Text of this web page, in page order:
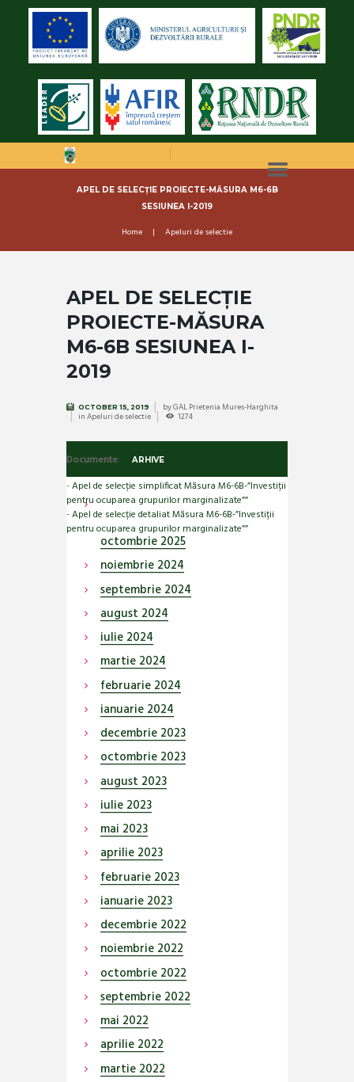
APEL DE SELECȚIE PROIECTE-MĂSURA M6-6B
SESIUNEA I-2019
Home Apeluri de selectie
APEL DE SELECȚIE
PROIECTE-MĂSURA
M6-6B SESIUNEA I-
2019
OCTOBER 15, 2019 byGAL Prietenia Mures-Harghita
inApeluri de selectie 1274
Documente:
-Apel de selecție simplificat Măsura M6-6B-”Investiții
pentru ocuparea grupurilor marginalizate””
-Apel de selecție detaliat Măsura M6-6B-”Investiții
pentru ocuparea grupurilor marginalizate””
ARHIVE
octombrie 2025
noiembrie 2024
septembrie 2024
august 2024
iulie 2024
martie 2024
februarie 2024
ianuarie 2024
decembrie 2023
octombrie 2023
august 2023
iulie 2023
mai 2023
aprilie 2023
februarie 2023
ianuarie 2023
decembrie 2022
noiembrie 2022
octombrie 2022
septembrie 2022
mai 2022
aprilie 2022
martie 2022